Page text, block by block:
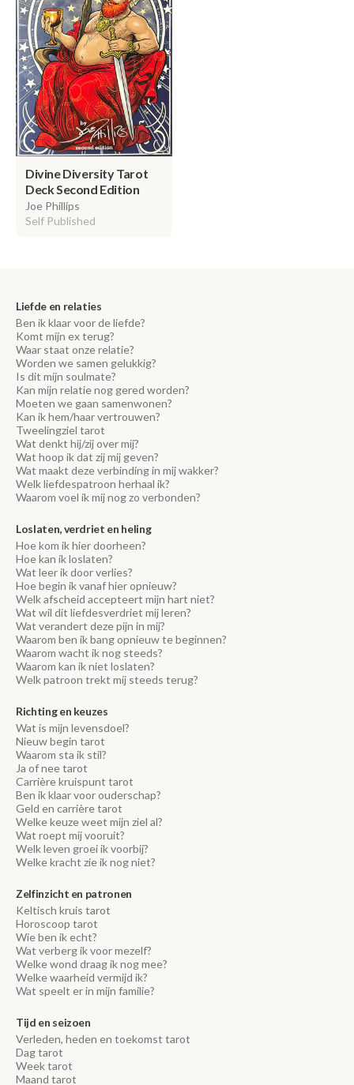
Divine Diversity Tarot
Deck Second Edition
Joe Phillips
Self Published
Liefde en relaties
Ben ik klaar voor de liefde?
Komt mijn ex terug?
Waar staat onze relatie?
Worden we samen gelukkig?
Is dit mijn soulmate?
Kan mijn relatie nog gered worden?
Moeten we gaan samenwonen?
Kan ik hem/haar vertrouwen?
Tweelingziel tarot
Wat denkt hij/zij over mij?
Wat hoop ik dat zij mij geven?
Wat maakt deze verbinding in mij wakker?
Welk liefdespatroon herhaal ik?
Waarom voel ik mij nog zo verbonden?
Loslaten, verdriet en heling
Hoe kom ik hier doorheen?
Hoe kan ik loslaten?
Wat leer ik door verlies?
Hoe begin ik vanaf hier opnieuw?
Welk afscheid accepteert mijn hart niet?
Wat wil dit liefdesverdriet mij leren?
Wat verandert deze pijn in mij?
Waarom ben ik bang opnieuw te beginnen?
Waarom wacht ik nog steeds?
Waarom kan ik niet loslaten?
Welk patroon trekt mij steeds terug?
Richting en keuzes
Wat is mijn levensdoel?
Nieuw begin tarot
Waarom sta ik stil?
Ja of nee tarot
Carrière kruispunt tarot
Ben ik klaar voor ouderschap?
Geld en carrière tarot
Welke keuze weet mijn ziel al?
Wat roept mij vooruit?
Welk leven groei ik voorbij?
Welke kracht zie ik nog niet?
Zelfinzicht en patronen
Keltisch kruis tarot
Horoscoop tarot
Wie ben ik echt?
Wat verberg ik voor mezelf?
Welke wond draag ik nog mee?
Welke waarheid vermijd ik?
Wat speelt er in mijn familie?
Tijd en seizoen
Verleden, heden en toekomst tarot
Dag tarot
Week tarot
Maand tarot